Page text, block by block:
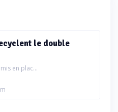
le double
en plac...